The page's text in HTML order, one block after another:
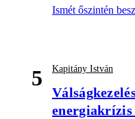
Ismét őszintén
5 Kapitány István
energiakrízis